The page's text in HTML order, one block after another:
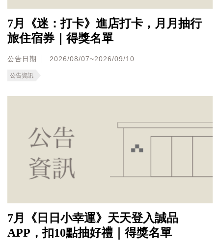
7月《迷：打卡》進店打卡，月月抽行
旅住宿券｜得獎名單
公告日期 2026/08/07~2026/09/10
公告資訊
7月《日日小幸運》天天登入誠品
APP，扣10點抽好禮｜得獎名單